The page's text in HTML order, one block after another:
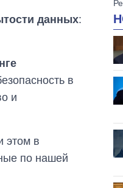
данных:
в
и
этом в
по нашей